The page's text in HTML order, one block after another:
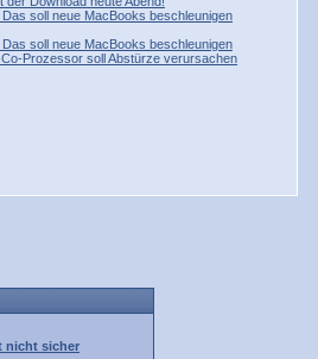
soll neue MacBooks beschleunigen
soll neue MacBooks beschleunigen
Prozessor soll Abstürze verursachen
nicht sicher